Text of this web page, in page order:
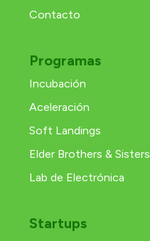
Contacto
Programas
Incubación
Aceleración
Soft Landings
Elder Brothers & Sisters
Lab de Electrónica
Startups